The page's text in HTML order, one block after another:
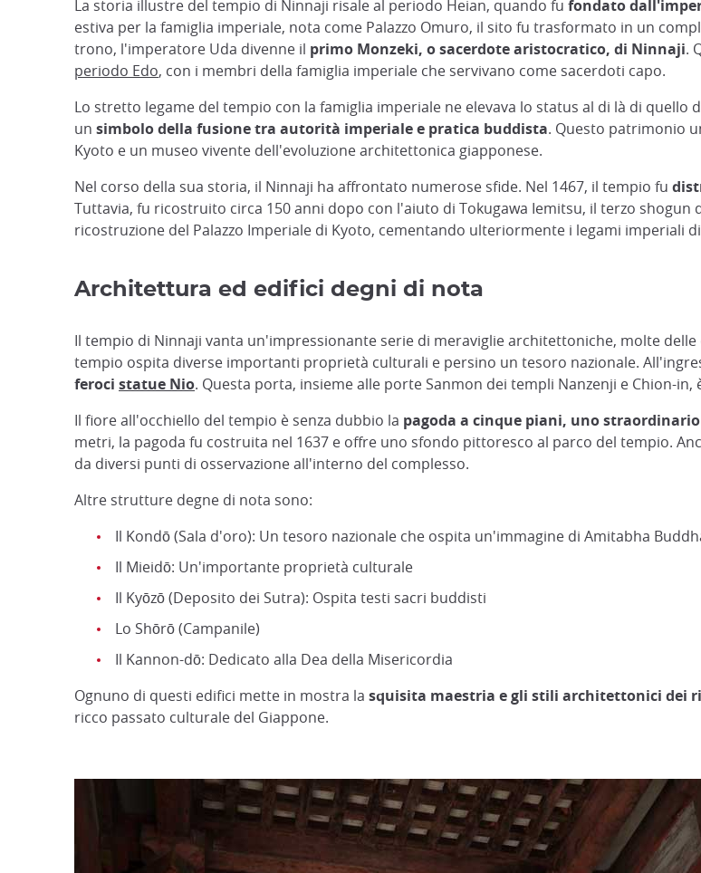
La storia illustre del tempio di Ninnaji risale al periodo Heian, quando fu fondato
estiva per la famiglia imperiale, nota come Palazzo Omuro, il sito fu trasformato in un
trono, l'imperatore Uda divenne il primo Monzeki, o sacerdote aristocratico, di Ninnaji.
periodo Edo, con i membri della famiglia imperiale che servivano come sacerdoti capo.
Lo stretto legame del tempio con la famiglia imperiale ne elevava lo status al di là di
un simbolo della fusione tra autorità imperiale e pratica buddista. Questo patrimonio
Kyoto e un museo vivente dell'evoluzione architettonica giapponese.
Nel corso della sua storia, il Ninnaji ha affrontato numerose sfide. Nel 1467, il tempio fu
Tuttavia, fu ricostruito circa 150 anni dopo con l'aiuto di Tokugawa Iemitsu, il terzo
ricostruzione del Palazzo Imperiale di Kyoto, cementando ulteriormente i legami imperiali
Architettura ed edifici degni di nota
Il tempio di Ninnaji vanta un'impressionante serie di meraviglie architettoniche, molte
tempio ospita diverse importanti proprietà culturali e persino un tesoro nazionale.
feroci statue Nio. Questa porta, insieme alle porte Sanmon dei templi Nanzenji e Chion-
Il fiore all'occhiello del tempio è senza dubbio la pagoda a cinque piani, uno
metri, la pagoda fu costruita nel 1637 e offre uno sfondo pittoresco al parco del tempio.
da diversi punti di osservazione all'interno del complesso.
Altre strutture degne di nota sono:
Il Kondō (Sala d'oro): Un tesoro nazionale che ospita un'immagine di Amitabha
Il Mieidō: Un'importante proprietà culturale
Il Kyōzō (Deposito dei Sutra): Ospita testi sacri buddisti
Lo Shōrō (Campanile)
Il Kannon-dō: Dedicato alla Dea della Misericordia
Ognuno di questi edifici mette in mostra la squisita maestria e gli stili architettonici dei
ricco passato culturale del Giappone.